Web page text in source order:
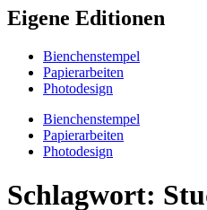
Eigene Editionen
Bienchenstempel
Papierarbeiten
Photodesign
Bienchenstempel
Papierarbeiten
Photodesign
Schlagwort: